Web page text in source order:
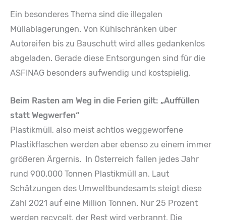
Ein besonderes Thema sind die illegalen
Müllablagerungen. Von Kühlschränken über
Autoreifen bis zu Bauschutt wird alles gedankenlos
abgeladen. Gerade diese Entsorgungen sind für die
ASFINAG besonders aufwendig und kostspielig.
Beim Rasten am Weg in die Ferien gilt: „Auffüllen
statt Wegwerfen“
Plastikmüll, also meist achtlos weggeworfene
Plastikflaschen werden aber ebenso zu einem immer
größeren Ärgernis. In Österreich fallen jedes Jahr
rund 900.000 Tonnen Plastikmüll an. Laut
Schätzungen des Umweltbundesamts steigt diese
Zahl 2021 auf eine Million Tonnen. Nur 25 Prozent
werden recycelt, der Rest wird verbrannt. Die